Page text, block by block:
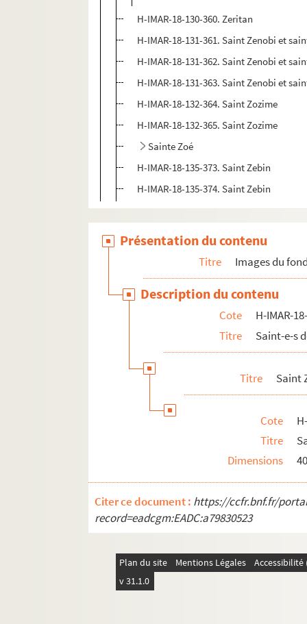
H-IMAR-18-130-360. Zeritan
H-IMAR-18-131-361. Saint Zenobi et
H-IMAR-18-131-362. Saint Zenobi et
H-IMAR-18-131-363. Saint Zenobi et
H-IMAR-18-132-364. Saint Zozime
H-IMAR-18-132-365. Saint Zozime
Sainte Zoé
H-IMAR-18-135-373. Saint Zebin
H-IMAR-18-135-374. Saint Zebin
Présentation du contenu
Titre Images du
Description du contenu
Cote
H-IMAR-
Titre
Saint-e-s
Titre Saint
Cote
Titre
Dimensions
Citer ce document : https://ccfr.bnf.fr/
record=eadcgm:EADC:a79830523
Plan du site Mentions Légales
v 31.1.0